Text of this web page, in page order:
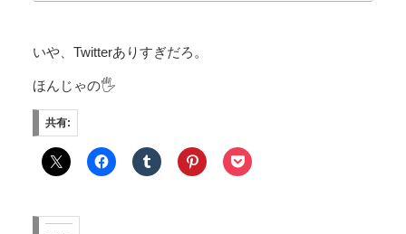
いや、Twitterありすぎだろ。
ほんじゃの🖐️
共有: